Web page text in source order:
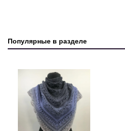
Популярные в разделе